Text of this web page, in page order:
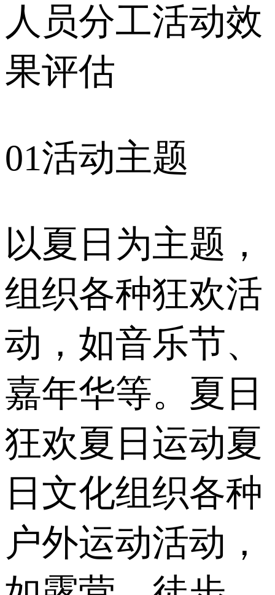
人员分工活动效
果评估
01活动主题
以夏日为主题，
组织各种狂欢活
动，如音乐节、
嘉年华等。夏日
狂欢夏日运动夏
日文化组织各种
户外运动活动，